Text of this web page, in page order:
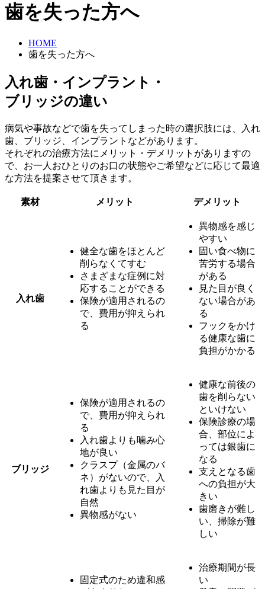
歯を失った方へ
HOME
歯を失った方へ
入れ歯・インプラント・
ブリッジの違い
病気や事故などで歯を失ってしまった時の選択肢には、入れ
歯、ブリッジ、インプラントなどがあります。
それぞれの治療方法にメリット・デメリットがありますの
で、お一人おひとりのお口の状態やご希望などに応じて最適
な方法を提案させて頂きます。
素材 メリット デメリット
入れ歯
健全な歯をほとんど
削らなくてすむ
さまざまな症例に対
応することができる
保険が適用されるの
で、費用が抑えられ
る
異物感を感じ
やすい
固い食べ物に
苦労する場合
がある
見た目が良く
ない場合があ
る
フックをかけ
る健康な歯に
負担がかかる
ブリッジ
保険が適用されるの
で、費用が抑えられ
る
入れ歯よりも噛み心
地が良い
クラスプ（金属のバ
ネ）がないので、入
れ歯よりも見た目が
自然
異物感がない
健康な前後の
歯を削らない
といけない
保険診療の場
合、部位によ
っては銀歯に
なる
支えとなる歯
への負担が大
きい
歯磨きが難し
い、掃除が難
しい
固定式のため違和感
治療期間が長
い